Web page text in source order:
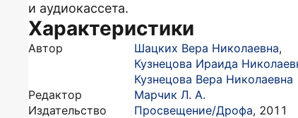
и аудиокассета.
Характеристики
Автор Шацких Вера Николаевна,
Кузнецова Ираида
Кузнецова Вера Николаевна
Редактор
Марчик Л. А.
Издательство
Просвещение/Дрофа, 2011